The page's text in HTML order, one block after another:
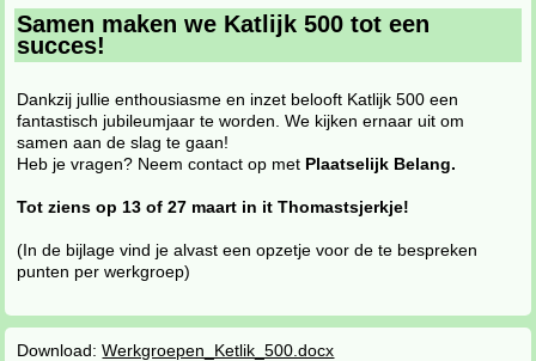
Samen maken we Katlijk 500 tot een
succes!
Dankzij jullie enthousiasme en inzet belooft Katlijk 500 een
fantastisch jubileumjaar te worden. We kijken ernaar uit om
samen aan de slag te gaan!
Heb je vragen? Neem contact op met Plaatselijk Belang.
Tot ziens op 13 of 27 maart in it Thomastsjerkje!
(In de bijlage vind je alvast een opzetje voor de te bespreken
punten per werkgroep)
Download:Werkgroepen_Ketlik_500.docx